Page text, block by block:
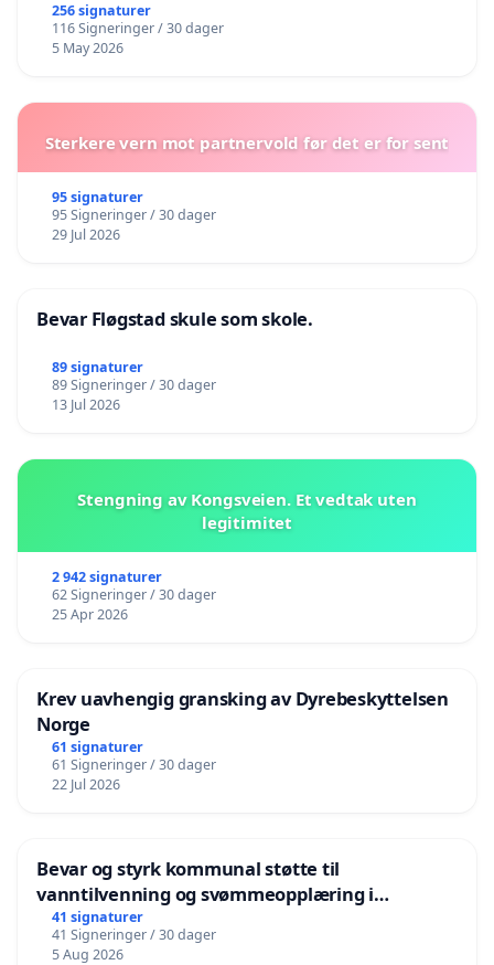
256 signaturer
116 Signeringer / 30 dager
5 May 2026
Sterkere vern mot partnervold før det er for sent
95 signaturer
95 Signeringer / 30 dager
29 Jul 2026
Bevar Fløgstad skule som skole.
89 signaturer
89 Signeringer / 30 dager
13 Jul 2026
Stengning av Kongsveien. Et vedtak uten
legitimitet
2 942 signaturer
62 Signeringer / 30 dager
25 Apr 2026
Krev uavhengig gransking av Dyrebeskyttelsen
Norge
61 signaturer
61 Signeringer / 30 dager
22 Jul 2026
Bevar og styrk kommunal støtte til
vanntilvenning og svømmeopplæring i
barnehagene i Haugesund
41 signaturer
41 Signeringer / 30 dager
5 Aug 2026